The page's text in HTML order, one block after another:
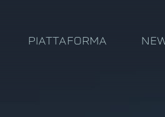
PIATTAFORMA